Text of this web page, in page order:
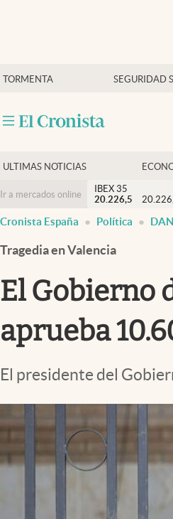
TORMENTA SEGURIDAD
Economía y finanzas
Criptomonedas
ULTIMAS NOTICIAS
Ir a mercados online
IBEX 35
20.226,5
Cronista España Política
Tragedia en Valencia
El Gobierno
aprueba
El presidente del